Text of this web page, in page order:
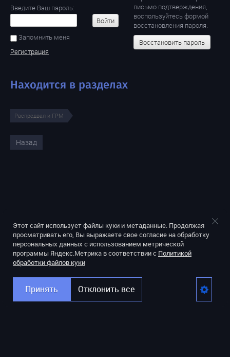
Введите Ваш пароль:
Войти
Запомнить меня
Регистрация
письмо подтверждения,
воспользуйтесь формой
восстановления пароля.
Восстановить пароль
Находится в разделах
Распредвал и ГРМ
Назад
Этот сайт использует файлы куки и метаданные. Продолжая
просматривать его, Вы выражаете свое согласие на обработку
персональных данных с использованием метрической
программы Яндекс.Метрика в соответствии с Политикой
обработки файлов куки
Принять Отклонить все